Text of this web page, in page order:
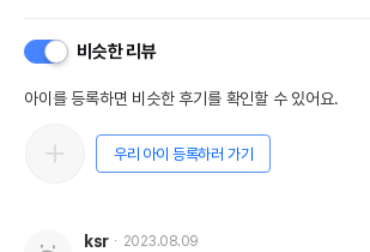
비슷한 리뷰
아이를 등록하면 비슷한 후기를 확인할 수 있어요.
우리 아이 등록하러 가기
ksr
2023.08.09